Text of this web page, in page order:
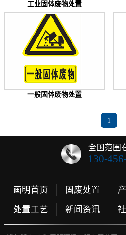
工业固体废物处置
一般固体废物处置
1
全国范围
130-
画明首页 固废处置
处置工艺
新闻资讯